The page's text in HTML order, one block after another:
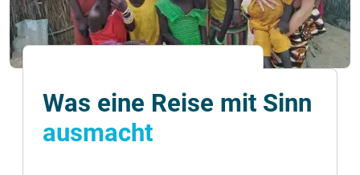
Was eine Reise mit Sinn
ausmacht